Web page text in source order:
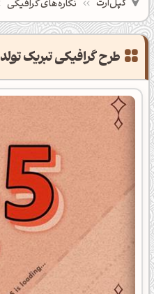
کپل‌آرت نگاره‌های گرافیکی
طرح گرافیکی تبریک تولد